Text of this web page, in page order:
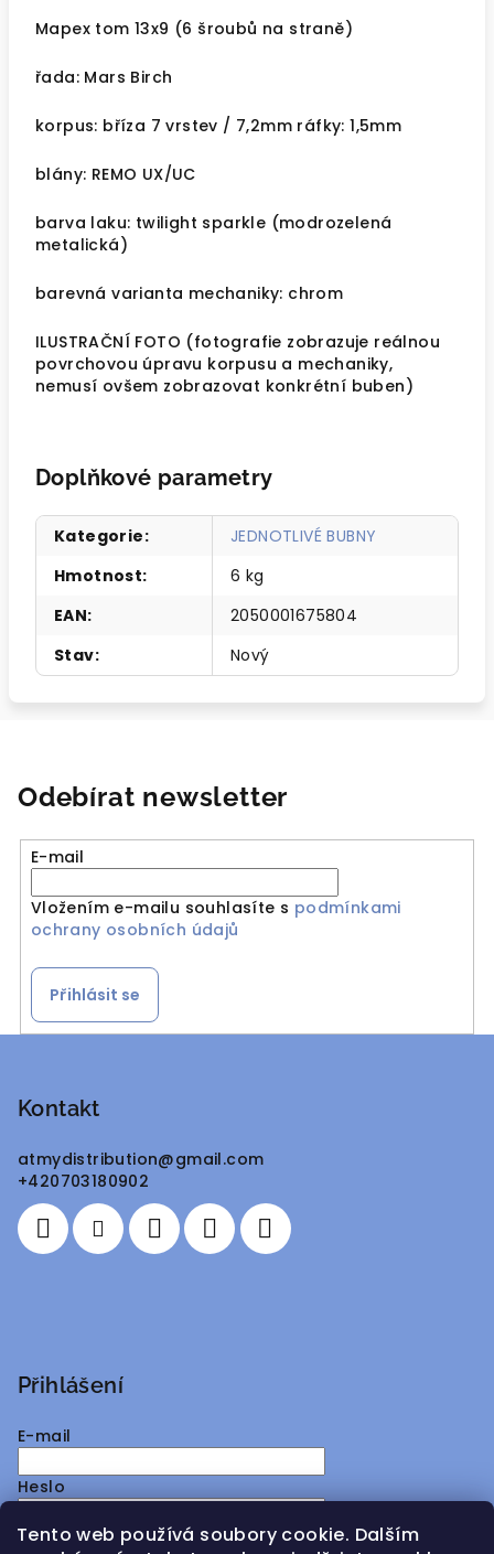
Tento web používá soubory cookie. Dalším
Mapex tom 13x9 (6 šroubů na straně)
řada: Mars Birch
korpus: bříza 7 vrstev / 7,2mm ráfky: 1,5mm
blány: REMO UX/UC
barva laku: twilight sparkle (modrozelená
metalická)
barevná varianta mechaniky: chrom
ILUSTRAČNÍ FOTO (fotografie zobrazuje reálnou
povrchovou úpravu korpusu a mechaniky,
nemusí ovšem zobrazovat konkrétní buben)
Doplňkové parametry
Kategorie:
JEDNOTLIVÉ BUBNY
Hmotnost:
6 kg
EAN:
2050001675804
Stav: Nový
Odebírat newsletter
E-mail
Vložením e-mailu souhlasíte s podmínkami
ochrany osobních údajů
Přihlásit se
Kontakt
atmydistribution@gmail.com
+420703180902
Přihlášení
E-mail
Heslo